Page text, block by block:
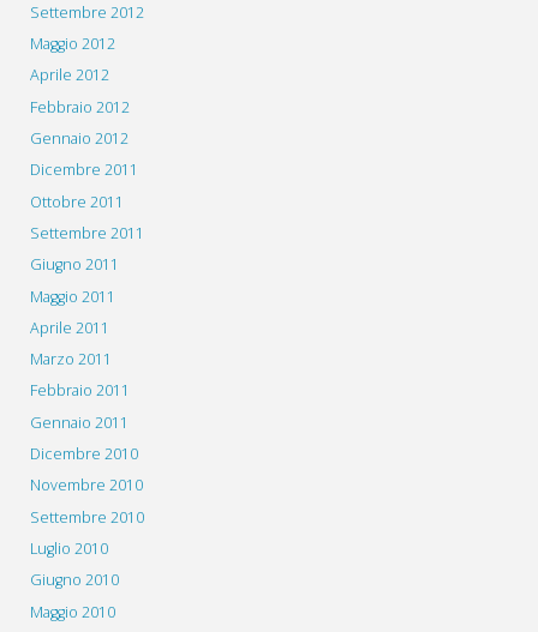
Settembre 2012
Maggio 2012
Aprile 2012
Febbraio 2012
Gennaio 2012
Dicembre 2011
Ottobre 2011
Settembre 2011
Giugno 2011
Maggio 2011
Aprile 2011
Marzo 2011
Febbraio 2011
Gennaio 2011
Dicembre 2010
Novembre 2010
Settembre 2010
Luglio 2010
Giugno 2010
Maggio 2010